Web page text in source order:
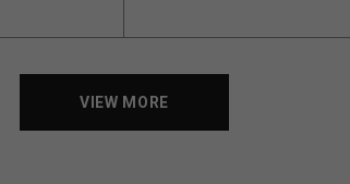
VIEW MORE
VIEW MORE